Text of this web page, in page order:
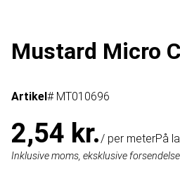
Mustard Micro
Artikel# MT010696
2,54 kr./ per meterPå
Inklusive moms, eksklusive forsendelse